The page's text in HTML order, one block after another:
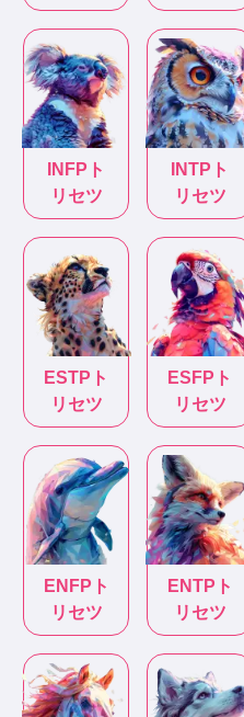
INFP ト
リセツ
INTP ト
リセツ
ESTP ト
リセツ
ESFP ト
リセツ
ENFP ト
リセツ
ENTP ト
リセツ